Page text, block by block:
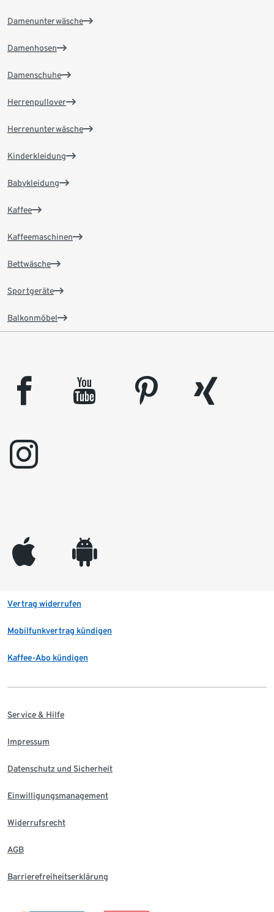
Damenunterwäsche
Damenhosen
Damenschuhe
Herrenpullover
Herrenunterwäsche
Kinderkleidung
Babykleidung
Kaffee
Kaffeemaschinen
Bettwäsche
Sportgeräte
Balkonmöbel
facebook youtube pinterest
xing
instagram
appleinc android
Vertrag widerrufen
Mobilfunkvertrag kündigen
Kaffee-Abo kündigen
Service & Hilfe
Impressum
Datenschutz und Sicherheit
Einwilligungsmanagement
Widerrufsrecht
AGB
Barrierefreiheitserklärung